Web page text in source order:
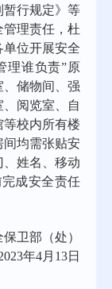
暂行规定》等
理责任，杜
位开展安全
理谁负责”原
、储物间、强
阅览室、自
校内所有楼
间均需张贴安
姓名、移动
完成安全责任
卫部（处）
年4月13日